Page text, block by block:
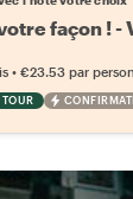
façon ! -
• €23.53 par